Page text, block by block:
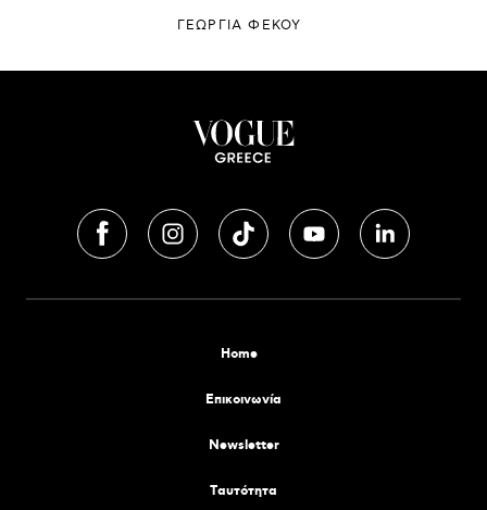
ΓΕΩΡΓΙΑ ΦΕΚΟΥ
Home
Επικοινωνία
Newsletter
Tαυτότητα